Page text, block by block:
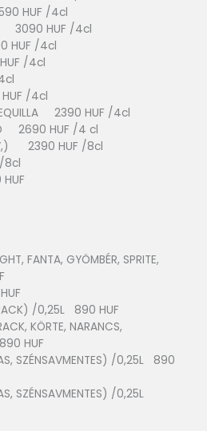
HUF /4cl
3090 HUF /4cl
HUF /4cl
/4cl
/4cl
2390 HUF /4cl
2690 HUF /4 cl
2390 HUF /8cl
8cl
FANTA, GYÖMBÉR, SPRITE,
/0,25L 890 HUF
KÖRTE, NARANCS,
HUF
SZÉNSAVMENTES) /0,25L 890
SZÉNSAVMENTES) /0,25L